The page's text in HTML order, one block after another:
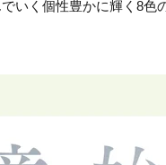
いく個性豊かに輝く8色